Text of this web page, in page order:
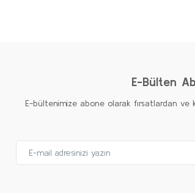
E-Bülten
E-bültenimize abone olarak fırsatlardan ve